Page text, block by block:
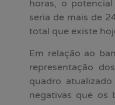
horas, o
seria de mais de
total que existe
Em relação ao
representação
quadro
negativas que os